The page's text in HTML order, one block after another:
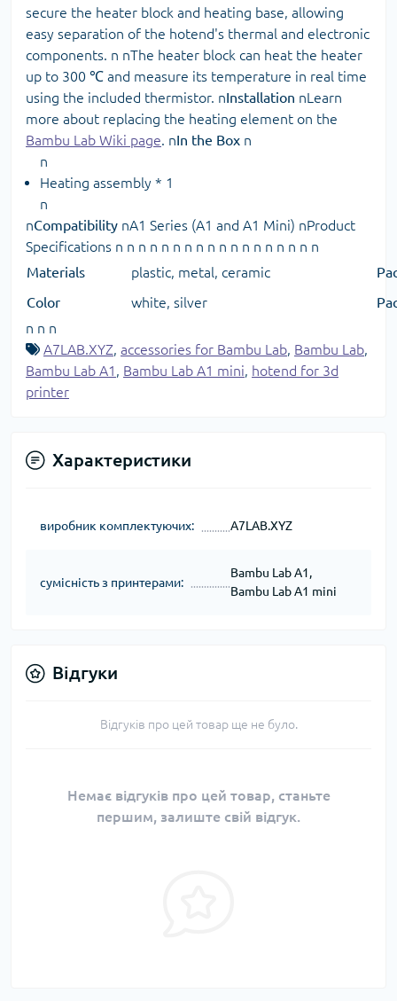
secure the heater block and heating base, allowing
easy separation of the hotend's thermal and electronic
components. n nThe heater block can heat the heater
up to 300 ℃ and measure its temperature in real time
using the included thermistor. nInstallation nLearn
more about replacing the heating element on the
Bambu Lab Wiki page. nIn the Box n
n
Heating assembly * 1
n
nCompatibility nA1 Series (A1 and A1 Mini) nProduct
Specifications n n n n n n n n n n n n n n n n n n
Materials
plastic, metal, ceramic
Color
white, silver
n n n
A7LAB.XYZ, accessories for Bambu Lab, Bambu Lab,
Bambu Lab A1 , Bambu Lab A1 mini, hotend for 3d
printer
Характеристики
виробник комплектуючих: A7LAB.XYZ
сумісність з принтерами:
Bambu Lab A1,
Bambu Lab A1 mini
Відгуки
Відгуків про цей товар ще не було.
Немає відгуків про цей товар, станьте
першим, залиште свій відгук.